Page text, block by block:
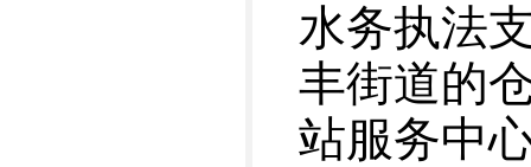
水务执法
丰街道的
站服务中